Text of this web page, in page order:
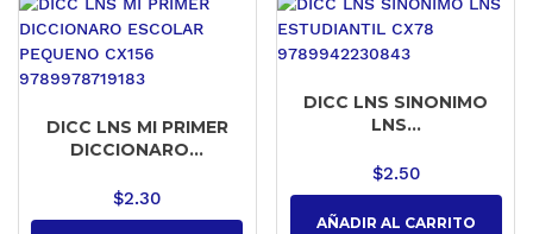
DICC LNS MI PRIMER
DICCIONARO...
$2.30
DICC LNS SINONIMO
LNS...
$2.50
AÑADIR AL CARRITO